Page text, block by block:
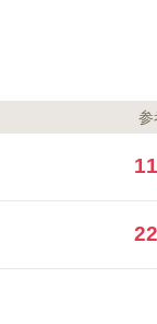
参
11
22